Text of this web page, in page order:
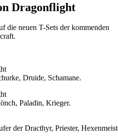
Dragonflight
die neuen T-Sets der kommenden
Druide, Schamane.
Paladin, Krieger.
der Dracthyr, Priester,